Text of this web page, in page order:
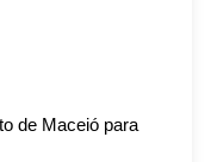
de Maceió para